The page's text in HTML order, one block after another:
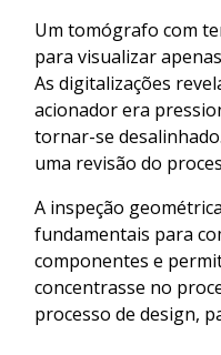
Um tomógrafo com
para visualizar
As digitalizações
acionador era
tornar-se
uma revisão do
A inspeção
fundamentais para
componentes e
concentrasse no
processo de design,